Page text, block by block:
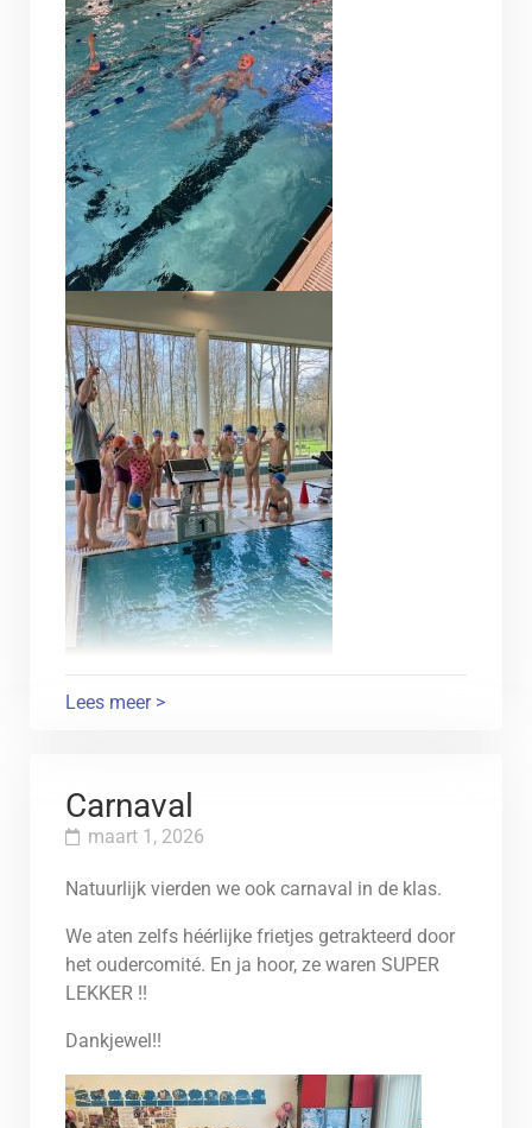
Lees meer >
Carnaval
maart 1, 2026
Natuurlijk vierden we ook carnaval in de klas.
We aten zelfs héérlijke frietjes getrakteerd door
het oudercomité. En ja hoor, ze waren SUPER
LEKKER !!
Dankjewel!!